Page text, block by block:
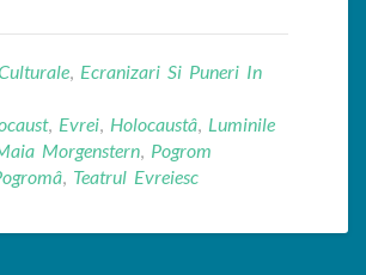
, Ecranizari Si Puneri In
, Evrei, Holocaustâ, Luminile
Morgenstern, Pogrom
, Teatrul Evreiesc